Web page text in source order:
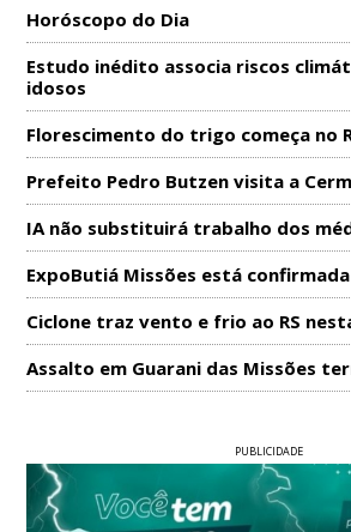
Horóscopo do Dia
Estudo inédito associa riscos
idosos
Florescimento do trigo começa no
Prefeito Pedro Butzen visita a
IA não substituirá trabalho dos
ExpoButiá Missões está
Ciclone traz vento e frio ao RS
Assalto em Guarani das Missões
PUBLICIDADE